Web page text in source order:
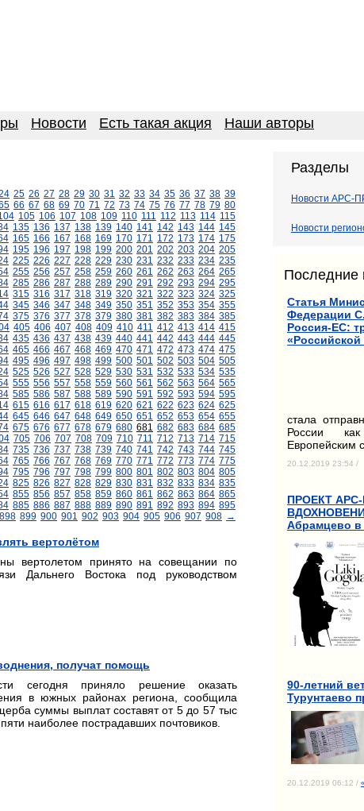
Новости Есть такая акция Наши авторы
25 26 27 28 29 30 31 32 33 34 35 36 37 38 39
66 67 68 69 70 71 72 73 74 75 76 77 78 79 80
105 106 107 108 109 110 111 112 113 114 115
135 136 137 138 139 140 141 142 143 144 145
165 166 167 168 169 170 171 172 173 174 175
195 196 197 198 199 200 201 202 203 204 205
225 226 227 228 229 230 231 232 233 234 235
255 256 257 258 259 260 261 262 263 264 265
285 286 287 288 289 290 291 292 293 294 295
315 316 317 318 319 320 321 322 323 324 325
345 346 347 348 349 350 351 352 353 354 355
375 376 377 378 379 380 381 382 383 384 385
405 406 407 408 409 410 411 412 413 414 415
435 436 437 438 439 440 441 442 443 444 445
465 466 467 468 469 470 471 472 473 474 475
495 496 497 498 499 500 501 502 503 504 505
525 526 527 528 529 530 531 532 533 534 535
555 556 557 558 559 560 561 562 563 564 565
585 586 587 588 589 590 591 592 593 594 595
615 616 617 618 619 620 621 622 623 624 625
645 646 647 648 649 650 651 652 653 654 655
675 676 677 678 679 680 681 682 683 684 685
705 706 707 708 709 710 711 712 713 714 715
735 736 737 738 739 740 741 742 743 744 745
765 766 767 768 769 770 771 772 773 774 775
795 796 797 798 799 800 801 802 803 804 805
825 826 827 828 829 830 831 832 833 834 835
855 856 857 858 859 860 861 862 863 864 865
885 886 887 888 889 890 891 892 893 894 895
898 899 900 901 902 903 904 905 906 907 908 →
вертолётом
вертолетом принято на совещании по
Дальнего Востока под руководством
получат помощь
сегодня приняло решение оказать
в южных районах региона, сообщила
суммы выплат составят от 5 до 57 тыс
наиболее пострадавших почтовиков.
Разделы
Новости АРС-
Новости
Последние
Статья
Федерации
Россия-ЕС:
«Российской
стала
России
Европейским
20.12.2019 23:54 /
ПРОЕКТ
Абрамцево в
90-летний
Турунтаево
20.12.2019 06:12 /